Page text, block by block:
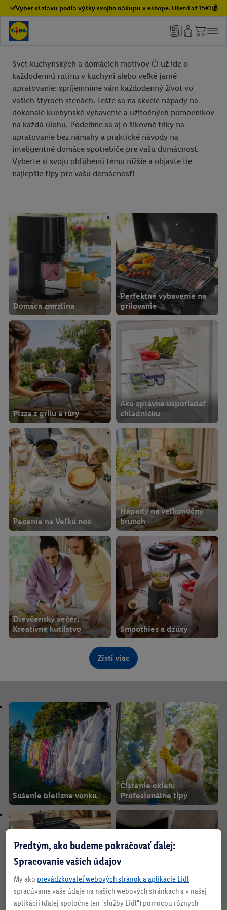
✅Vyber si zľavu podľa výšky svojho nákupu v eshope. Ušetri až 15€!💰
Svet kuchynských a domácich motívov Či už ide o
každodennú rutinu v kuchyni alebo veľké jarné
upratovanie: spríjemníme vám každodenný život vo
vašich štyroch stenách. Tešte sa na skvelé nápady na
dokonalé kuchynské vybavenie a užitočných pomocníkov
na každú úlohu. Podelíme sa aj o šikovné triky na
upratovanie bez námahy a praktické návody na
inteligentné domáce spotrebiče pre vašu domácnosť.
Vyberte si svoju obľúbenú tému nižšie a objavte tie
najlepšie tipy pre vašu domácnosť!
Domáca zmrzlina
Perfektné vybavenie na
grilovanie
Pizza z grilu a rúry
Ako správne usporiadať
chladničku
Pečenie na Veľkú noc
Nápady na veľkonočný
brunch
Dievčenský večer:
Kreatívne kutilstvo
Smoothies a džúsy
Ideálny gril pre vás
Správne skladovanie
ovocia a zeleniny
konzervovanie
varenie
Zisti viac
Sušenie bielizne vonku
Čistenie okien:
Profesionálne tipy
Vyhláste vojnu zvyškom
cesta
Čistenie čalúneného
nábytku
Predtým, ako budeme pokračovať ďalej:
Spracovanie vašich údajov
My ako prevádzkovateľ webových stránok a aplikácie Lidl
spracúvame vaše údaje na našich webových stránkach a v našej
aplikácii (ďalej spoločne len "služby Lidl") pomocou rôznych